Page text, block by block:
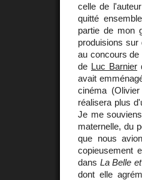
celle de
quitté
partie de mon
produisions
au concours de
de Luc Barnier
avait
cinéma
réalisera plus
Je me
maternelle, du
que nous
copieusement
dans La Belle
dont elle